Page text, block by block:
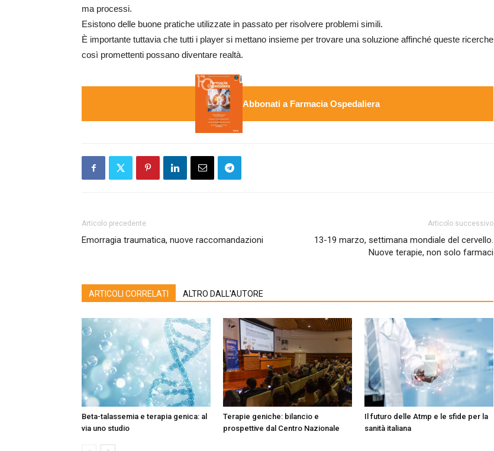
ma processi.
Esistono delle buone pratiche utilizzate in passato per risolvere problemi simili.
È importante tuttavia che tutti i player si mettano insieme per trovare una soluzione affinché queste ricerche
così promettenti possano diventare realtà.
Abbonati a Farmacia Ospedaliera
Articolo precedente
Emorragia traumatica, nuove raccomandazioni
Articolo successivo
13-19 marzo, settimana mondiale del cervello.
Nuove terapie, non solo farmaci
ARTICOLI CORRELATI ALTRO DALL'AUTORE
Beta-talassemia e terapia genica: al
via uno studio
Terapie geniche: bilancio e
prospettive dal Centro Nazionale
Il futuro delle Atmp e le sfide per la
sanità italiana